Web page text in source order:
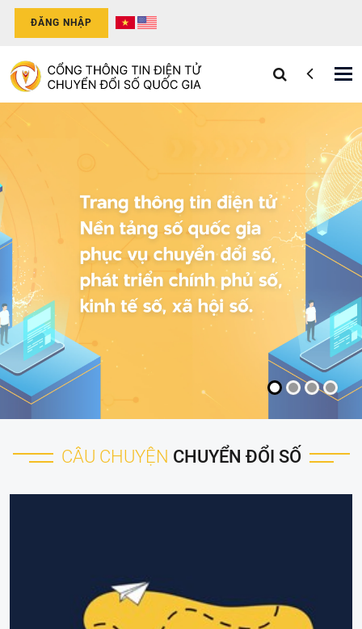
ĐĂNG NHẬP
CÂU CHUYỆN CHUYỂN ĐỔI SỐ